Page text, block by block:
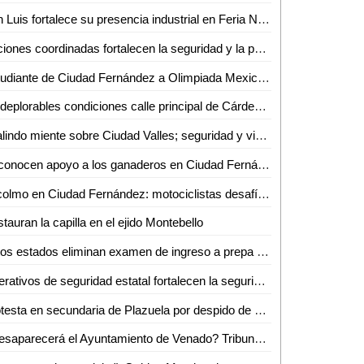
San Luis fortalece su presencia industrial en Feria Nacional de San Marcos 2026
Acciones coordinadas fortalecen la seguridad y la paz en las cuatro regiones
Estudiante de Ciudad Fernández a Olimpiada Mexicana de Matemáticas
En deplorables condiciones calle principal de Cárdenas
"Galindo miente sobre Ciudad Valles; seguridad y vida nocturna son el reflejo" David Medina
Reconocen apoyo a los ganaderos en Ciudad Fernández
El colmo en Ciudad Fernández: motociclistas desafían y se burlan de la Policía
la capilla en el ejido Montebello
Estos estados eliminan examen de ingreso a prepa en México
Operativos de seguridad estatal fortalecen la seguridad en San Luis Potosí
Protesta en secundaria de Plazuela por despido de docente
¿Desaparecerá el Ayuntamiento de Venado? Tribunal Electoral le pone ultimátum